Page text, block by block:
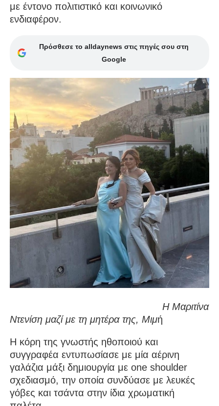
με έντονο πολιτιστικό και κοινωνικό
ενδιαφέρον.
Πρόσθεσε το alldaynews στις πηγές σου στη
Google
Η Μαριτίνα
Ντενίση μαζί με τη μητέρα της, Μιμή
Η κόρη της γνωστής ηθοποιού και
συγγραφέα εντυπωσίασε με μία αέρινη
γαλάζια μάξι δημιουργία με one shoulder
σχεδιασμό, την οποία συνδύασε με λευκές
γόβες και τσάντα στην ίδια χρωματική